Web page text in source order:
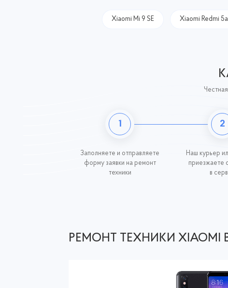
Xiaomi Mi 9 SE Xiaomi Redmi 5a
1
Заполняете и отправляете
форму заявки на ремонт
техники
2
Наш курьер
приезжаете
в
РЕМОНТ ТЕХНИКИ XIAOMI